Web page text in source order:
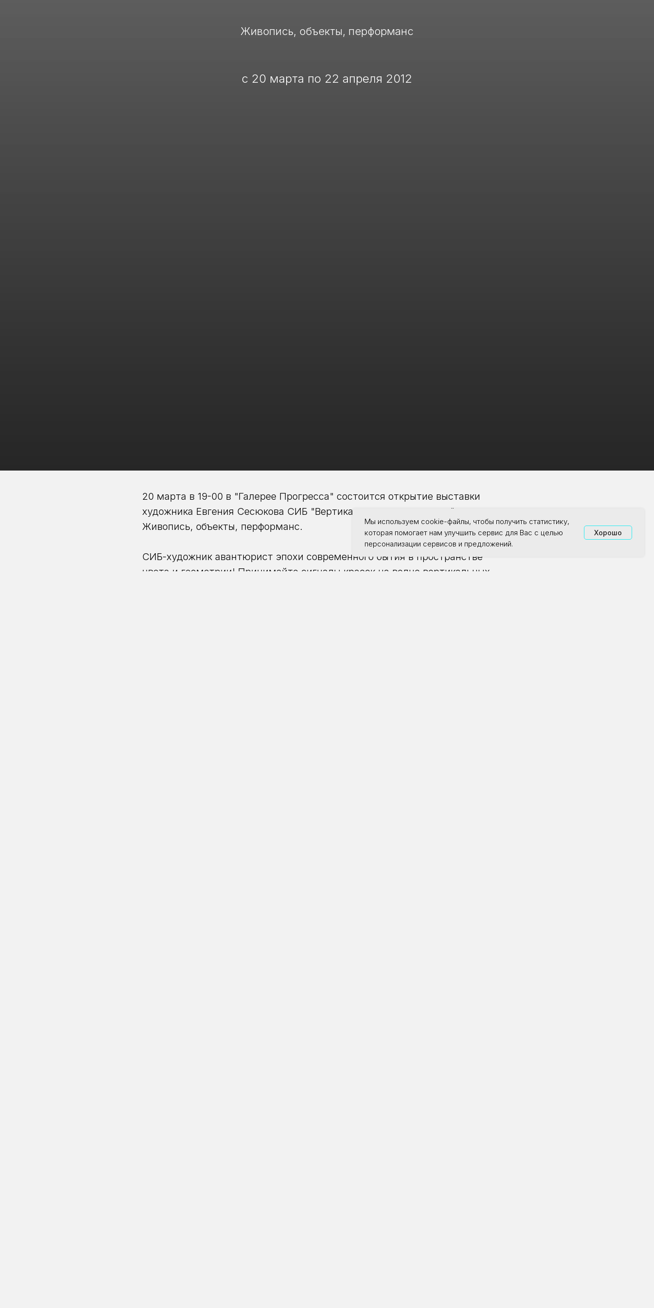
Живопись, объекты, перформанс
с 20 марта по 22 апреля 2012
20 марта в 19-00 в "Галерее Прогресса" состоится открытие выставки
художника Евгения Сесюкова СИБ "Вертикальные приключения"
Живопись, объекты, перформанс.
СИБ-художник авантюрист эпохи современного бытия в пространстве
цвета и геометрии! Принимайте сигналы красок на волне вертикальных
Мы используем cookie-файлы, чтобы получить статистику,
которая помогает нам улучшить сервис для Вас с целью
персонализации сервисов и предложений.
Хорошо